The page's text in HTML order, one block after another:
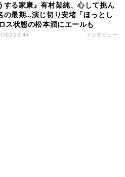
する家康』有村架純、心して挑ん
の最期…演じ切り安堵「ほっとし
ス状態の松本潤にエールも
02 20:45 インタビュー